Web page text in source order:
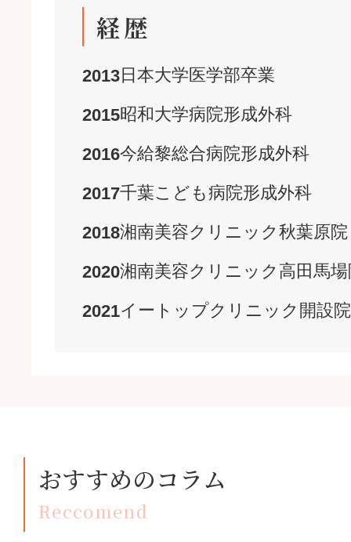
経歴
2013 日本大学 医学部卒業
2015昭和大学病院形成外科
2016今給黎総合病院形成外科
2017千葉こども病院形成外科
2018湘南美容クリニック 秋葉原院
2020湘南美容クリニック 高田馬
2021イートップクリニック 開設
おすすめのコラム
Reccomend